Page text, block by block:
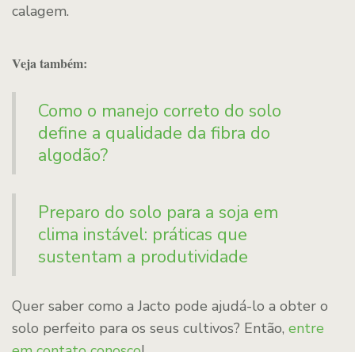
calagem.
Veja também:
Como o manejo correto do solo
define a qualidade da fibra do
algodão?
Preparo do solo para a soja em
clima instável: práticas que
sustentam a produtividade
Quer saber como a Jacto pode ajudá-lo a obter o
solo perfeito para os seus cultivos? Então, entre